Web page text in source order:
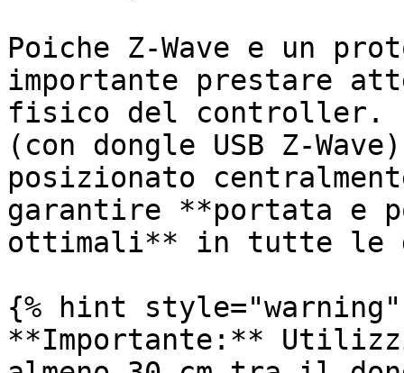
Poiche Z-Wave e un
importante prestare
fisico del controller. Il
(con dongle USB Z-
posizionato
garantire **portata e
ottimali** in tutte le
{% hint style="warning"
**Importante:**